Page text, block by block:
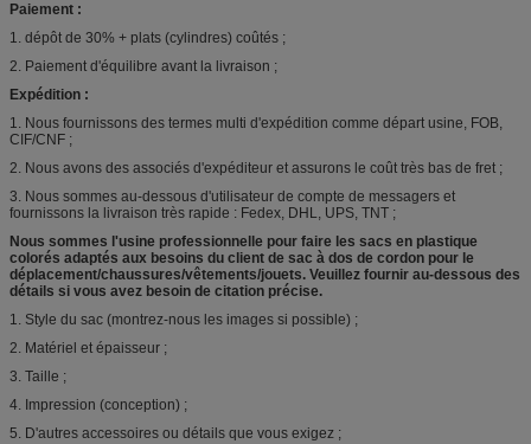
Paiement :
1. dépôt de 30% + plats (cylindres) coûtés ;
2. Paiement d'équilibre avant la livraison ;
Expédition :
1. Nous fournissons des termes multi d'expédition comme départ usine, FOB,
CIF/CNF ;
2. Nous avons des associés d'expéditeur et assurons le coût très bas de fret ;
3. Nous sommes au-dessous d'utilisateur de compte de messagers et
fournissons la livraison très rapide : Fedex, DHL, UPS, TNT ;
Nous sommes l'usine professionnelle pour faire les sacs en plastique
colorés adaptés aux besoins du client de sac à dos de cordon pour le
déplacement/chaussures/vêtements/jouets. Veuillez fournir au-dessous des
détails si vous avez besoin de citation précise.
1. Style du sac (montrez-nous les images si possible) ;
2. Matériel et épaisseur ;
3. Taille ;
4. Impression (conception) ;
5. D'autres accessoires ou détails que vous exigez ;